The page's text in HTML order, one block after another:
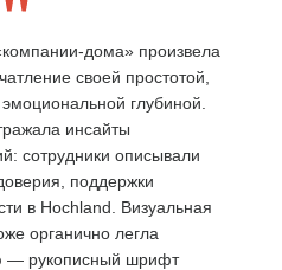
дома» произвела
своей простотой,
глубиной.
инсайты
сотрудники описывали
поддержки
в Hochland. Визуальная
органично легла
— рукописный шрифт